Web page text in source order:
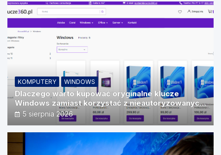
KOMPUTERY WINDOWS
Dlaczego warto kupować oryginalne klucze
Windows zamiast korzystać z nieautoryzowanych
źródeł?
5 sierpnia 2026